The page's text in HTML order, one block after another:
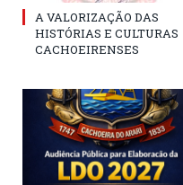
A VALORIZAÇÃO DAS
HISTÓRIAS E CULTURAS
CACHOEIRENSES